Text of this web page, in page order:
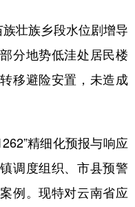
壮族乡段水位剧增导
分地势低洼处居民楼
移避险安置，未造成
精细化预报与响应
调度组织、市县预警
例。现特对云南省应